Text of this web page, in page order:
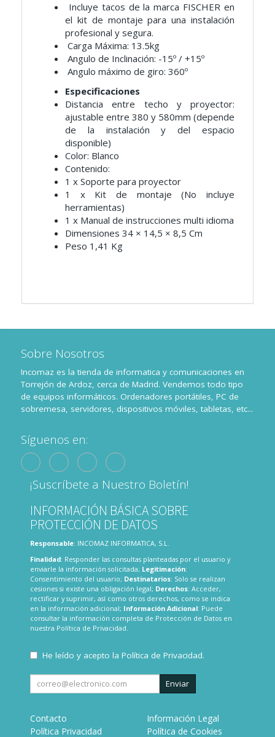
Incluye tacos de la marca FISCHER en
el kit de montaje para una instalación
profesional y segura.
Carga Máxima: 13.5kg
Angulo de Inclinación: -15º / +15º
Angulo máximo de giro: 360º
Especificaciones
Distancia entre techo y proyector:
ajustable entre 380 y 580mm (depende
de la instalación y del espacio
disponible)
Color: Blanco
Contenido:
1 x Soporte para proyector
1 x Kit de montaje (No incluye
herramientas)
1 x Manual de instrucciones multi idioma
Dimensiones 34 × 14,5 × 8,5 Cm
Peso 1,41 Kg
Sobre Nosotros
Incomaz es la tienda de informatica y comunicaciones en
Torrejón de Ardoz, cerca de Madrid. Vendemos todo tipo
de equipos informáticos. Ordenadores portátiles, PC de
sobremesa, servidores, dispositivos móviles, tabletas, etc...
Síguenos en:
¡Suscríbete a Nuestro Boletín!
INFORMACIÓN BÁSICA SOBRE
PROTECCIÓN DE DATOS
Responsable: INCOMAZ INFORMATICA, S.L.
Finalidad: Responder las consultas planteadas por el usuario y
enviarle la información solicitada; Legitimación:
Consentimiento del usuario; Destinatarios: Solo se realizan
cesiones si existe una obligación legal; Derechos: Acceder,
rectificar y suprimir, así como otros derechos, como se indica
en la información adicional; Información Adicional: Puede
consultar la información completa de Protección de Datos en
nuestra Política de Privacidad.
He leído y acepto la Política de Privacidad.
Enviar
Contacto
Información Legal
Política Privacidad
Política de Cookies